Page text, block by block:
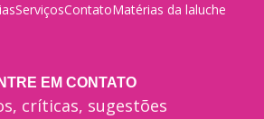
ServiçosContatoMatérias da laluche
EM CONTATO
críticas, sugestões